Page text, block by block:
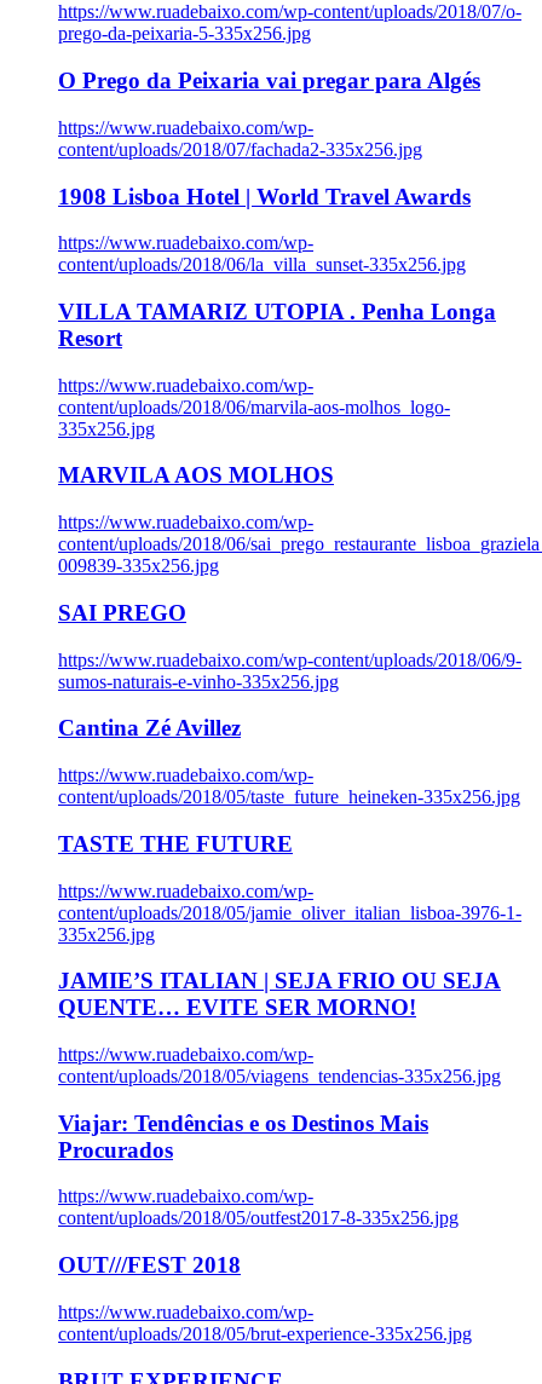
https://www.ruadebaixo.com/wp-content/uploads/2018/07/o-
prego-da-peixaria-5-335x256.jpg
O Prego da Peixaria vai pregar para Algés
https://www.ruadebaixo.com/wp-
content/uploads/2018/07/fachada2-335x256.jpg
1908 Lisboa Hotel | World Travel Awards
https://www.ruadebaixo.com/wp-
content/uploads/2018/06/la_villa_sunset-335x256.jpg
VILLA TAMARIZ UTOPIA . Penha Longa
Resort
https://www.ruadebaixo.com/wp-
content/uploads/2018/06/marvila-aos-molhos_logo-
335x256.jpg
MARVILA AOS MOLHOS
https://www.ruadebaixo.com/wp-
content/uploads/2018/06/
009839-335x256.jpg
SAI PREGO
https://www.ruadebaixo.com/wp-content/uploads/2018/06/9-
sumos-naturais-e-vinho-335x256.jpg
Cantina Zé Avillez
https://www.ruadebaixo.com/wp-
content/uploads/2018/05/taste_future_heineken-335x256.jpg
TASTE THE FUTURE
https://www.ruadebaixo.com/wp-
content/uploads/2018/05/jamie_oliver_italian_lisboa-3976-1-
335x256.jpg
JAMIE’S ITALIAN | SEJA FRIO OU SEJA
QUENTE… EVITE SER MORNO!
https://www.ruadebaixo.com/wp-
content/uploads/2018/05/viagens_tendencias-335x256.jpg
Viajar: Tendências e os Destinos Mais
Procurados
https://www.ruadebaixo.com/wp-
content/uploads/2018/05/outfest2017-8-335x256.jpg
OUT///FEST 2018
https://www.ruadebaixo.com/wp-
content/uploads/2018/05/brut-experience-335x256.jpg